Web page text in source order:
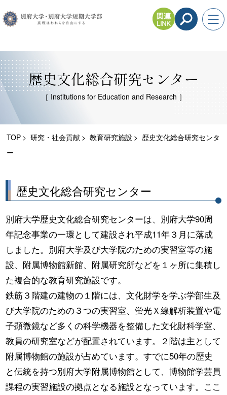
歴史文化総合研究センター
［ Institutions for Education and Research ］
TOP 研究・社会貢献 教育研究施設
歴史文化総合研究センタ
ー
歴史文化総合研究センター
別府大学歴史文化総合研究センターは、別府大学90周
年記念事業の一環として建設され平成11年３月に落成
しました。別府大学及び大学院のための実習室等の施
設、附属博物館新館、附属研究所などを１ヶ所に集積し
た複合的な教育研究施設です。
鉄筋３階建の建物の１階には、文化財学を学ぶ学部生及
び大学院のための３つの実習室、蛍光Ｘ線解析装置や電
子顕微鏡など多くの科学機器を整備した文化財科学室、
教員の研究室などが配置されています。２階は主として
附属博物館の施設が占めています。すでに50年の歴史
と伝統を持つ別府大学附属博物館として、博物館学芸員
課程の実習施設の拠点となる施設となっています。ここ